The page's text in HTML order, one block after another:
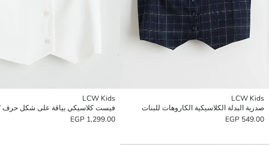
LCW Kids
صدرية البدلة الكلاسيكية الكاروهات للبنات
549.00 EGP
LCW Kids
1,299.00 EGP